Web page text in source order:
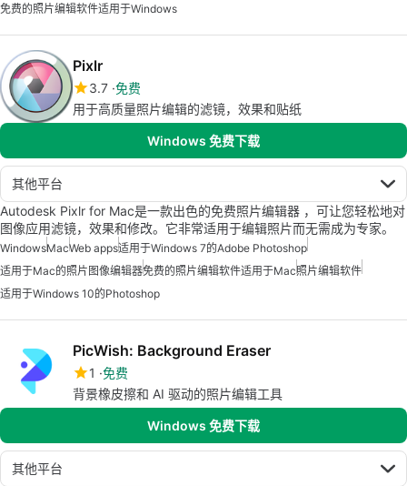
免费的照片编辑软件适用于Windows
Pixlr
3.7 免费
用于高质量照片编辑的滤镜，效果和贴纸
Windows 免费下载
其他平台
Autodesk Pixlr for Mac是一款出色的免费照片编辑器 ，可让您轻松地对
图像应用滤镜，效果和修改。它非常适用于编辑照片而无需成为专家。
WindowsMacWeb apps适用于Windows 7的Adobe Photoshop
适用于Mac的照片图像编辑器免费的照片编辑软件适用于Mac照片编辑软件
适用于Windows 10的Photoshop
PicWish: Background Eraser
1 免费
背景橡皮擦和 AI 驱动的照片编辑工具
Windows 免费下载
其他平台